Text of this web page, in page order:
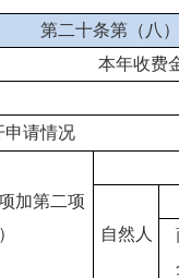
第二十条第（八
本年收费
申请情况
加第二项
自然人